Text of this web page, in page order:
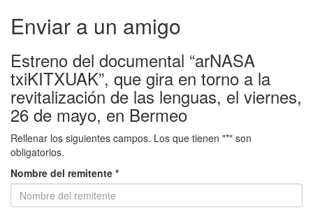
Enviar a un amigo
Estreno del documental “arNASA
txiKITXUAK”, que gira en torno a la
revitalización de las lenguas, el viernes,
26 de mayo, en Bermeo
Rellenar los siguientes campos. Los que tienen "*" son
obligatorios.
Nombre del remitente *